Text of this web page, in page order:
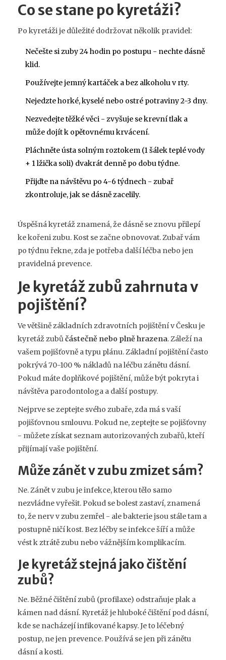
Co se stane po kyretáži?
Po kyretáži je důležité dodržovat několik pravidel:
Nečešte si zuby 24 hodin po postupu - nechte dásně
klid.
Používejte jemný kartáček a bez alkoholu v rty.
Nejedzte horké, kyselé nebo ostré potraviny 2-3 dny.
Nezvedejte těžké věci - zvyšuje se krevní tlak a
může dojít k opětovnému krvácení.
Pláchněte ústa solným roztokem (1 šálek teplé vody
+ 1 lžička soli) dvakrát denně po dobu týdne.
Přijďte na návštěvu po 4-6 týdnech - zubař
zkontroluje, jak se dásně zacelily.
Úspěšná kyretáž znamená, že dásně se znovu přilepí
ke kořeni zubu. Kost se začne obnovovat. Zubař vám
po týdnu řekne, zda je potřeba další léčba nebo jen
pravidelná prevence.
Je kyretáž zubů zahrnuta v
pojištění?
Ve většině základních zdravotních pojištění v Česku je
kyretáž zubůčástečně nebo plně hrazena. Záleží na
vašem pojišťovně a typu plánu. Základní pojištění často
pokrývá 70-100 % nákladů na léčbu zánětu dásní.
Pokud máte doplňkové pojištění, může být pokryta i
návštěva parodontologa a další postupy.
Nejprve se zeptejte svého zubaře, zda má s vaší
pojišťovnou smlouvu. Pokud ne, zeptejte se pojišťovny
- můžete získat seznam autorizovaných zubařů, kteří
přijímají vaše pojištění.
Může zánět v zubu zmizet sám?
Ne. Zánět v zubu je infekce, kterou tělo samo
nezvládne vyřešit. Pokud se bolest zastaví, znamená
to, že nerv v zubu zemřel - ale bakterie jsou stále tam a
postupně ničí kost. Bez léčby se infekce šíří a může
vést k ztrátě zubu nebo vážnějším komplikacím.
Je kyretáž stejná jako čištění
zubů?
Ne. Běžné čištění zubů (profilaxe) odstraňuje plak a
kámen nad dásní. Kyretáž je hluboké čištění pod dásní,
kde se nacházejí infikované kapsy. Je to léčebný
postup, ne jen prevence. Používá se jen při zánětu
dásní a kosti.